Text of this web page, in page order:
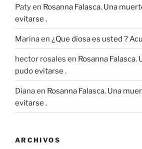
Patyen Rosanna Falasca. Una
evitarse .
Marinaen ¿Que diosa es usted ?
hector rosales en Rosanna Falasca.
pudo evitarse .
Dianaen Rosanna Falasca. Una
evitarse .
ARCHIVOS